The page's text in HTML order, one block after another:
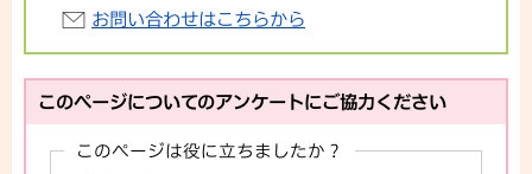
お問い合わせはこちらから
このページについてのアンケートにご協力ください
このページは役に立ちましたか？